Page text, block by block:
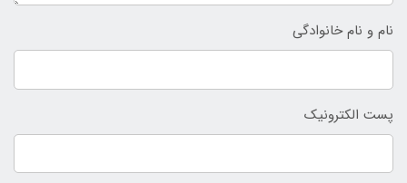
نام و نام خانوادگی
پست الکترونیک